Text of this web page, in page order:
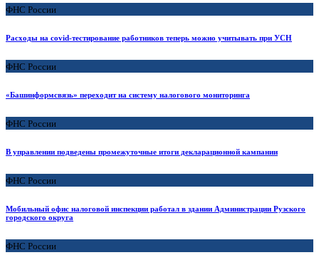
ФНС России
Расходы на covid-тестирование работников теперь можно учитывать при УСН
ФНС России
«Башинформсвязь» переходит на систему налогового мониторинга
ФНС России
В управлении подведены промежуточные итоги декларационной кампании
ФНС России
Мобильный офис налоговой инспекции работал в здании Администрации Рузского
городского округа
ФНС России